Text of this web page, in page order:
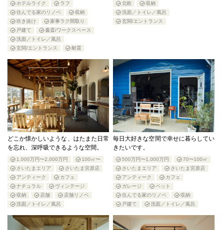
ホテルライク
ラフ
住んでる家のリノベ
収納
吹き抜け
家事ラク間取り
戸建て
書斎/ワークスペース
洗面／トイレ／風呂
玄関/エントランス
耐震
北欧
収納
洗面／トイレ／風呂
玄関/エントランス
どこか懐かしいような、はたまた日常
を忘れ、深呼吸できるような空間。
1,000万円〜2,000万円
100㎡〜
さいたまエリア
さいたま宮原店
アンティーク
カフェ
ナチュラル
ヴィンテージ
収納
店舗
店舗リノベ
洗面／トイレ／風呂
毎日大好きな空間で幸せに暮らしてい
きたいです。
500万円〜1,000万円
70〜100㎡
さいたまエリア
さいたま宮原店
アンティーク
カフェ
ガレージ
ペット
住んでる家のリノベ
収納
戸建て
洗面／トイレ／風呂